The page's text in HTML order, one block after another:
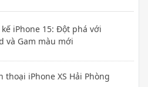
iPhone 15: Đột phá với
và Gam màu mới
thoại iPhone XS Hải Phòng